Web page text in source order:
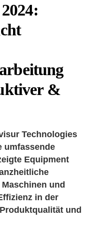
&
Technologies
umfassende
Equipment
und
in der
und